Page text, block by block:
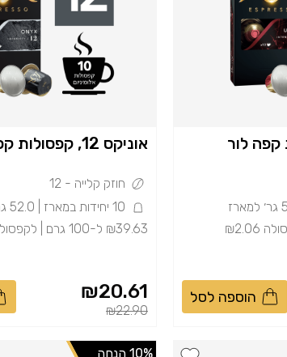
הוספה לסל
אוניקס 12, קפסולות קפה לור
חוזק קלייה - 12
₪39.63 ל-100 גרם | לקפסולה ₪2.06
Price reduced from
₪22.90
to
₪20.61
10% הנחה